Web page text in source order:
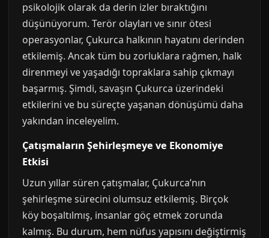
psikolojik olarak da derin izler bıraktığını
düşünüyorum. Terör olayları ve sınır ötesi
operasyonlar, Çukurca halkının hayatını derinden
etkilemiş. Ancak tüm bu zorluklara rağmen, halk
direnmeyi ve yaşadığı topraklara sahip çıkmayı
başarmış. Şimdi, savaşın Çukurca üzerindeki
etkilerini ve bu süreçte yaşanan dönüşümü daha
yakından inceleyelim.
Çatışmaların Şehirleşmeye ve Ekonomiye
Etkisi
Uzun yıllar süren çatışmalar, Çukurca’nın
şehirleşme sürecini olumsuz etkilemiş. Birçok
köy boşaltılmış, insanlar göç etmek zorunda
kalmış. Bu durum, hem nüfus yapısını değiştirmiş